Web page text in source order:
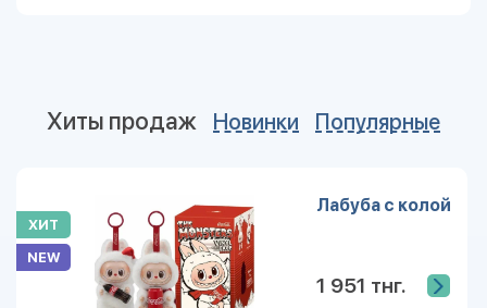
Хиты продаж Новинки Популярные
ХИТ
NEW
Лабуба с колой
1 951 тнг.